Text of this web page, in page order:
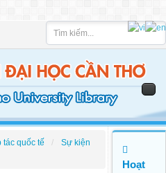
tác quốc tế
Sự kiện
Hoạt